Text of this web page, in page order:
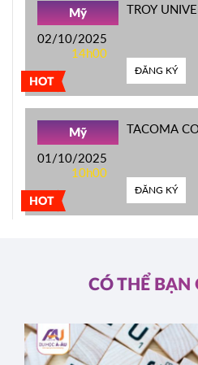
HOT
Mỹ
02/10/2025
14h00
TROY
ĐĂNG KÝ
HOT
Mỹ
01/10/2025
10h00
TACOMA
ĐĂNG KÝ
CÓ THỂ BẠN